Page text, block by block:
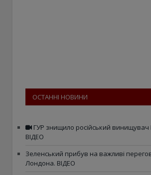
ОСТАННІ НОВИНИ
ГУР знищило російський винищувач
ВІДЕО
Зеленський прибув на важливі
Лондона. ВІДЕО